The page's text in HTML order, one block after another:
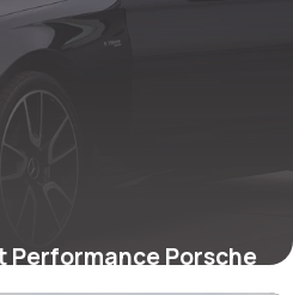
Performance Porsche